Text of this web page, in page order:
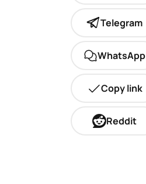
Telegram
WhatsApp
Copy link
Reddit